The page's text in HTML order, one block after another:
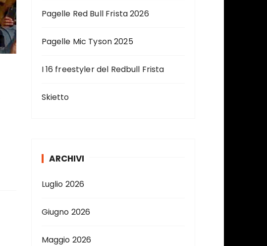
Pagelle Red Bull Frista 2026
Pagelle Mic Tyson 2025
I 16 freestyler del Redbull Frista
Skietto
ARCHIVI
Luglio 2026
Giugno 2026
Maggio 2026